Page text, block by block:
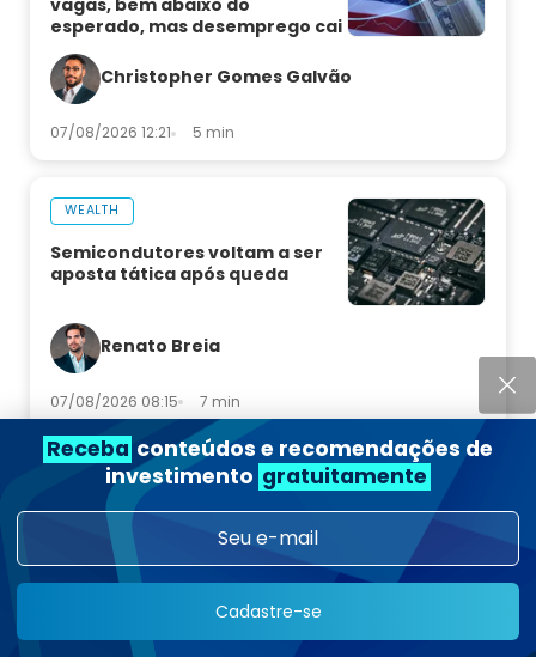
vagas, bem abaixo do
esperado, mas desemprego cai
Christopher Gomes Galvão
07/08/2026 12:21 5 min
WEALTH
Semicondutores voltam a ser
aposta tática após queda
Renato Breia
07/08/2026 08:15 7 min
TEMPORADA DE BALANÇOS
Inter no 2T26: a NIM supera 10%
pela primeira vez na história do
banco
Rafael Ragazi
Receba conteúdos e recomendações de
investimento gratuitamente
Cadastre-se